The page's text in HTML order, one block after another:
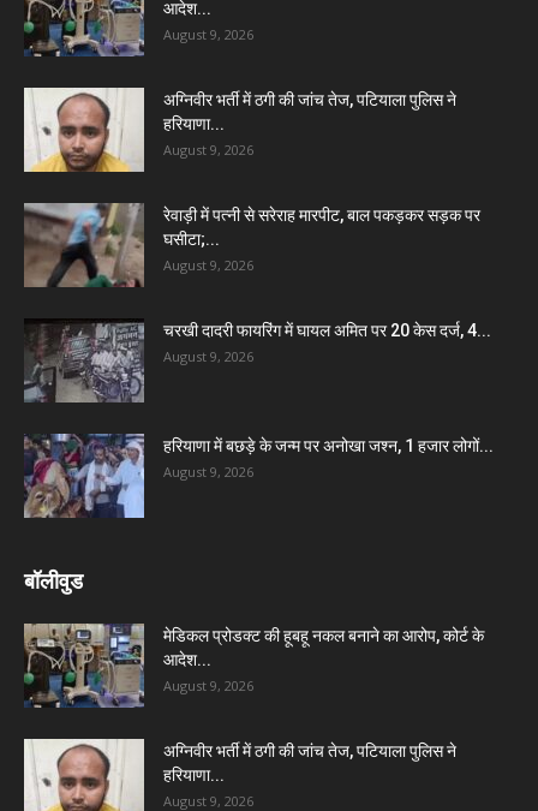
आदेश...
August 9, 2026
अग्निवीर भर्ती में ठगी की जांच तेज, पटियाला पुलिस ने
हरियाणा...
August 9, 2026
रेवाड़ी में पत्नी से सरेराह मारपीट, बाल पकड़कर सड़क पर
घसीटा;...
August 9, 2026
चरखी दादरी फायरिंग में घायल अमित पर 20 केस दर्ज, 4...
August 9, 2026
हरियाणा में बछड़े के जन्म पर अनोखा जश्न, 1 हजार लोगों...
August 9, 2026
बॉलीवुड
मेडिकल प्रोडक्ट की हूबहू नकल बनाने का आरोप, कोर्ट के
आदेश...
August 9, 2026
अग्निवीर भर्ती में ठगी की जांच तेज, पटियाला पुलिस ने
हरियाणा...
August 9, 2026